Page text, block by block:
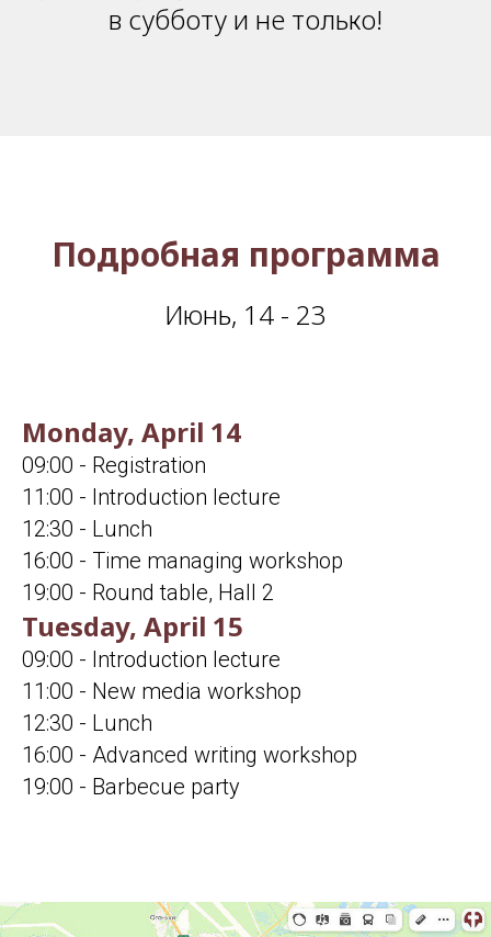
в субботу и не только!
Подробная программа
Июнь, 14 - 23
Monday, April 14
09:00 - Registration
11:00 - Introduction lecture
12:30 - Lunch
16:00 - Time managing workshop
19:00 - Round table, Hall 2
Tuesday, April 15
09:00 - Introduction lecture
11:00 - New media workshop
12:30 - Lunch
16:00 - Advanced writing workshop
19:00 - Barbecue party